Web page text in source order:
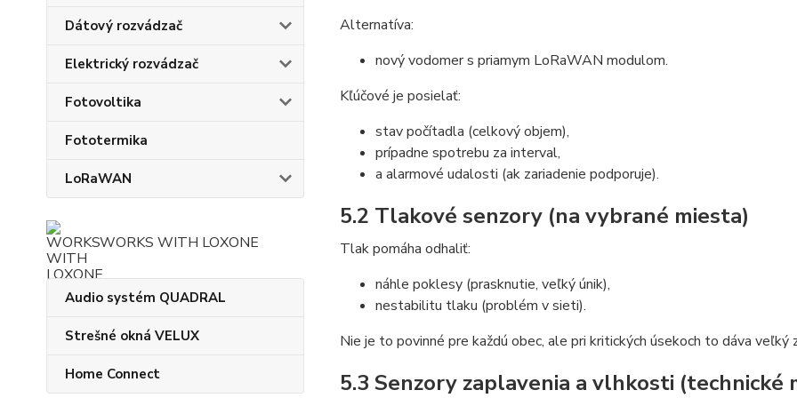
Dátový rozvádzač
Elektrický rozvádzač
Fotovoltika
Fototermika
LoRaWAN
WORKS WITH LOXONE
Audio systém QUADRAL
Strešné okná VELUX
Home Connect
Alternatíva:
nový vodomer s priamym LoRaWAN modulom.
Kľúčové je posielať:
stav počítadla (celkový objem),
prípadne spotrebu za interval,
a alarmové udalosti (ak zariadenie podporuje).
5.2 Tlakové senzory (na vybrané miesta)
Tlak pomáha odhaliť:
náhle poklesy (prasknutie, veľký únik),
nestabilitu tlaku (problém v sieti).
Nie je to povinné pre každú obec, ale pri kritických úsekoch to dáva veľký
5.3 Senzory zaplavenia a vlhkosti (technické